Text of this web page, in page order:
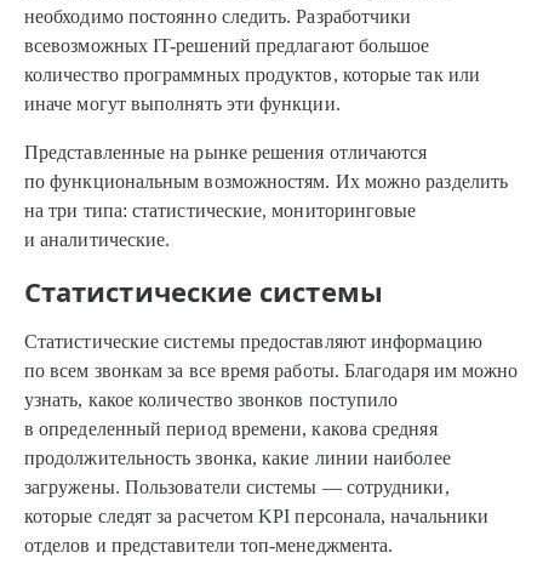
необходимо постоянно следить. Разработчики
всевозможных IT-решений предлагают большое
количество программных продуктов, которые так или
иначе могут выполнять эти функции.
Представленные на рынке решения отличаются
по функциональным возможностям. Их можно разделить
на три типа: статистические, мониторинговые
и аналитические.
Статистические системы
Статистические системы предоставляют информацию
по всем звонкам за все время работы. Благодаря им можно
узнать, какое количество звонков поступило
в определенный период времени, какова средняя
продолжительность звонка, какие линии наиболее
загружены. Пользователи системы — сотрудники,
которые следят за расчетом KPI персонала, начальники
отделов и представители топ-менеджмента.